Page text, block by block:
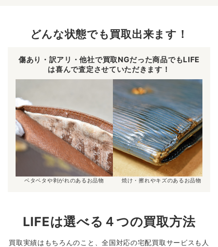
どんな状態でも買取出来ます！
傷あり・訳アリ・他社で買取NGだった商品でもLIFE
は喜んで査定させていただきます！
ベタベタや剥がれのあるお品物 焼け・擦れやキズのあるお品物
LIFEは選べる４つの買取方法
買取実績はもちろんのこと、全国対応の宅配買取サービスも人